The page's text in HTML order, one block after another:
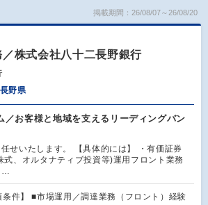
掲載期間：26/08/07～26/08/20
株式会社八十二長野銀行
長野県
／お客様と地域を支えるリーディングバン
せいたします。 【具体的には】 ・有価証券
式、オルタナティブ投資等)運用フロント業務
…
条件】 ■市場運用／調達業務（フロント）経験